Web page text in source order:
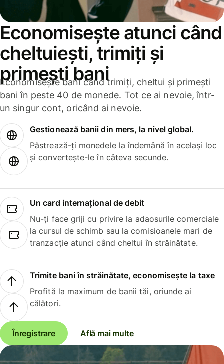
Economisește atunci când
cheltuiești, trimiți și
primești bani
Economisește bani când trimiți, cheltui și primești
bani în peste 40 de monede. Tot ce ai nevoie, într-
un singur cont, oricând ai nevoie.
Gestionează banii din mers, la nivel global.
Păstrează-ți monedele la îndemână în același loc
și convertește-le în câteva secunde.
Un card internațional de debit
Nu-ți face griji cu privire la adaosurile comerciale
la cursul de schimb sau la comisioanele mari de
tranzacție atunci când cheltui în străinătate.
Trimite bani în străinătate, economisește la taxe
Profită la maximum de banii tăi, oriunde ai
călători.
Înregistrare Află mai multe